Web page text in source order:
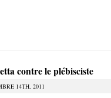
contre le plébisciste
14TH, 2011